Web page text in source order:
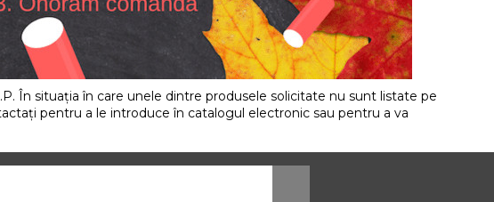
În situația în care unele dintre produsele solicitate nu sunt listate pe
pentru a le introduce în catalogul electronic sau pentru a va